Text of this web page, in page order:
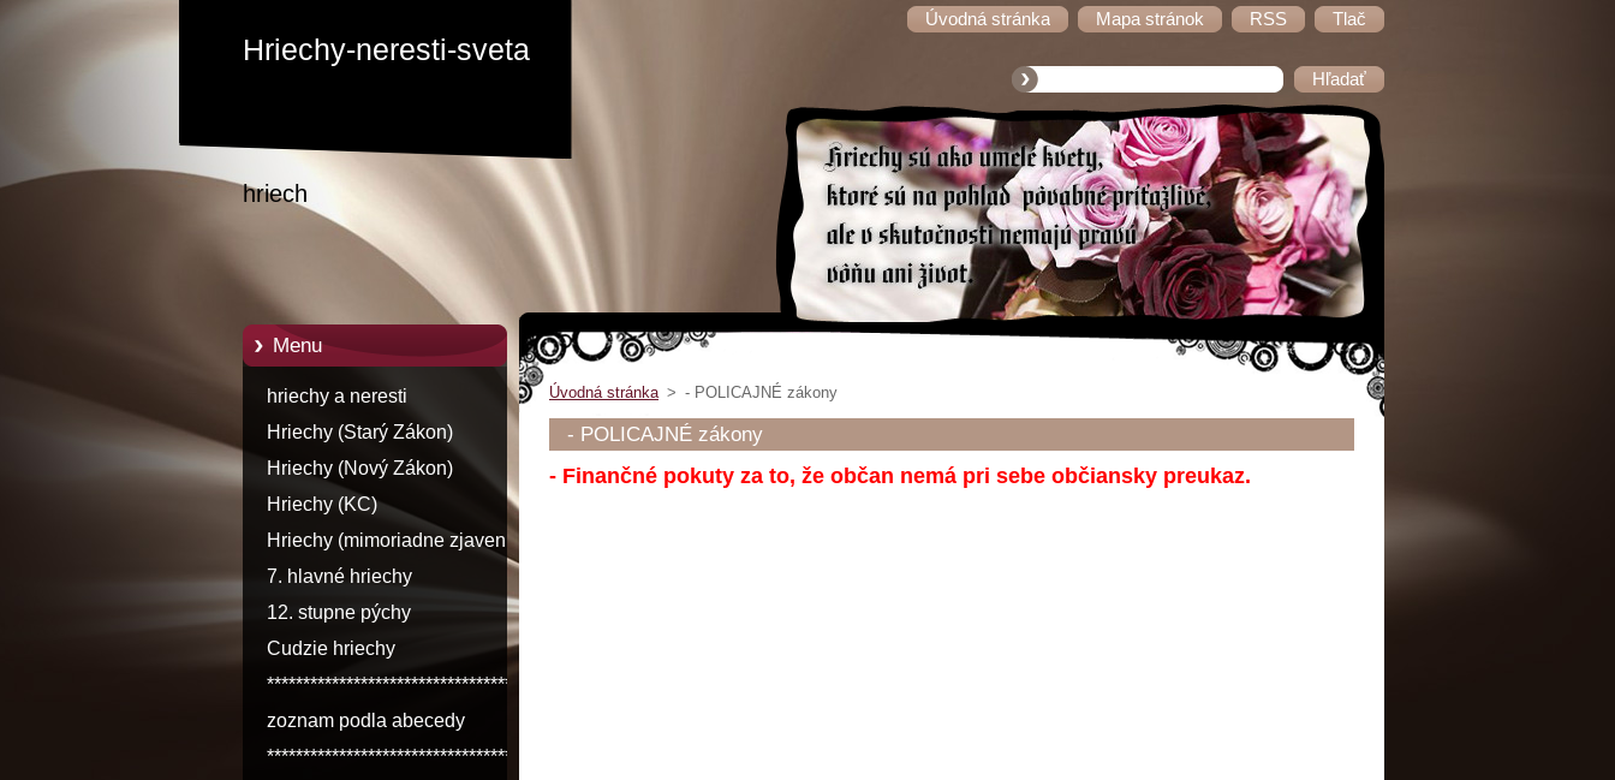
Úvodná stránka Mapa stránok RSS Tlač
Hriechy-neresti-sveta
hriech
Menu
hriechy a neresti
Hriechy (Starý Zákon)
Hriechy (Nový Zákon)
Hriechy (KC)
Hriechy (mimoriadne zjavenia)
7. hlavné hriechy
12. stupne pýchy
Cudzie hriechy
******************************************
zoznam podla abecedy
********************************************
Úvodná stránka > - POLICAJNÉ zákony
- POLICAJNÉ zákony
- Finančné pokuty za to, že občan nemá pri sebe občiansky preukaz.